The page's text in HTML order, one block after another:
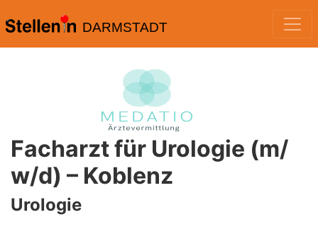
DARMSTADT
Facharzt für Urologie (m/
w/d) – Koblenz
Urologie